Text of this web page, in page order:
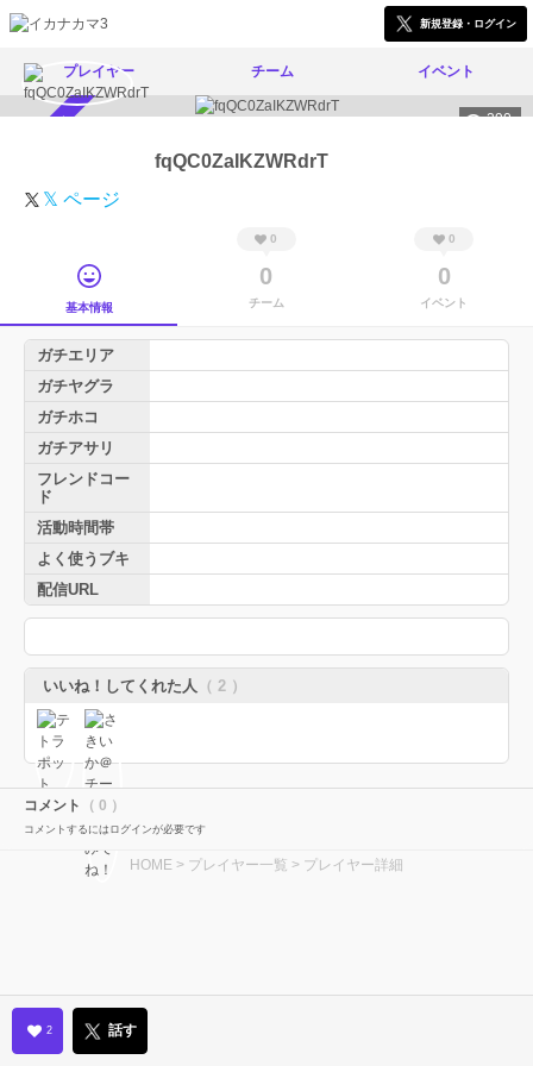
新規登録・ログイン
プレイヤー チーム イベント
290
fqQC0ZaIKZWRdrT
𝕏 ページ
基本情報
0
0
チーム
0
0
イベント
ガチエリア
ガチヤグラ
ガチホコ
ガチアサリ
フレンドコー
ド
活動時間帯
よく使うブキ
配信URL
いいね！してくれた人 （ 2 ）
コメント （ 0 ）
コメントするにはログインが必要です
HOME > プレイヤー一覧 > プレイヤー詳細
2 話す